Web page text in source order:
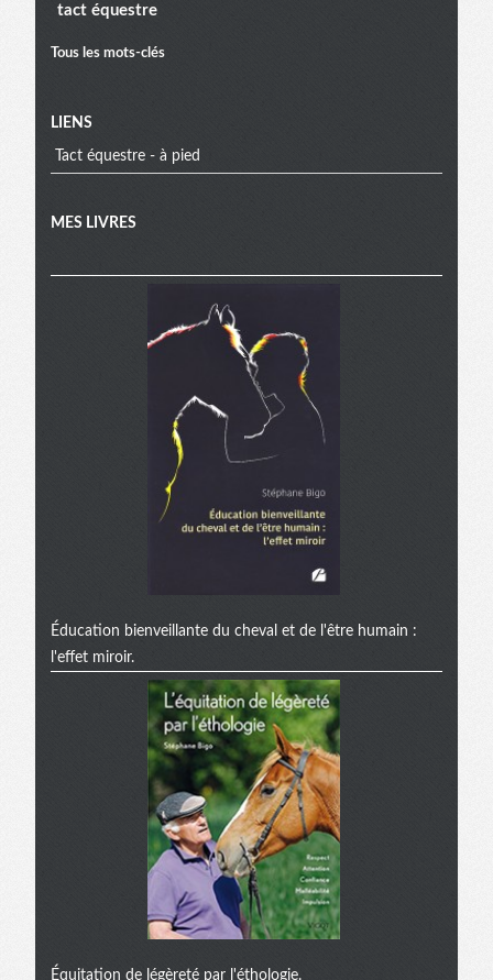
tact équestre
Tous les mots-clés
LIENS
Tact équestre - à pied
MES LIVRES
Éducation bienveillante du cheval et de l'être humain :
l'effet miroir.
Équitation de légèreté par l'éthologie.